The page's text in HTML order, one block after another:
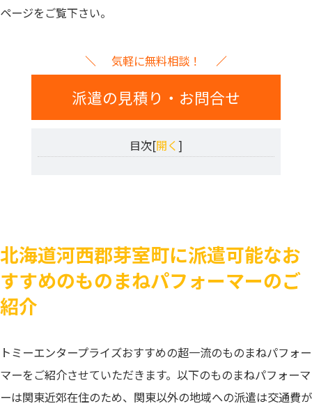
ページをご覧下さい。
気軽に無料相談！
派遣の見積り・お問合せ
目次[開く ]
北海道河西郡芽室町に派遣可能なお
すすめのものまねパフォーマーのご
紹介
トミーエンタープライズおすすめの超一流のものまねパフォー
マーをご紹介させていただきます。以下のものまねパフォーマ
ーは関東近郊在住のため、関東以外の地域への派遣は交通費が